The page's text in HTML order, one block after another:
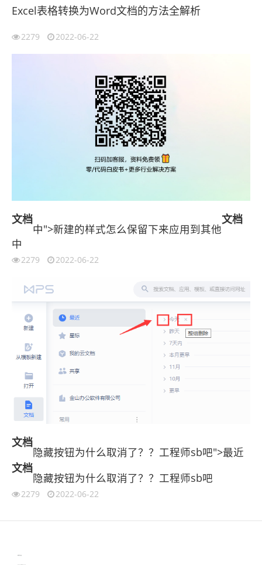
Excel表格转换为Word文档的方法全解析
2279 2022-06-22
文档
中">新建的样式怎么保留下来应用到其他
文档
中
2279 2022-06-22
文档
隐藏按钮为什么取消了？？工程师sb吧">最近
文档
隐藏按钮为什么取消了？？工程师sb吧
2279 2022-06-22